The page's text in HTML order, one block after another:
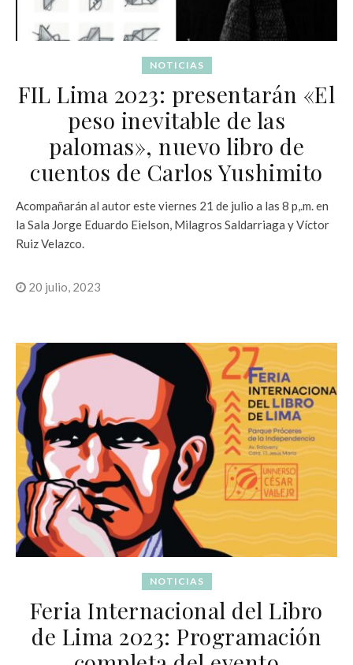
NOTICIAS
FIL Lima 2023: presentarán «El
peso inevitable de las
palomas», nuevo libro de
cuentos de Carlos Yushimito
Acompañarán al autor este viernes 21 de julio a las 8 p,.m. en
la Sala Jorge Eduardo Eielson, Milagros Saldarriaga y Víctor
Ruiz Velazco.
20 julio, 2023
NOTICIAS
Feria Internacional del Libro
de Lima 2023: Programación